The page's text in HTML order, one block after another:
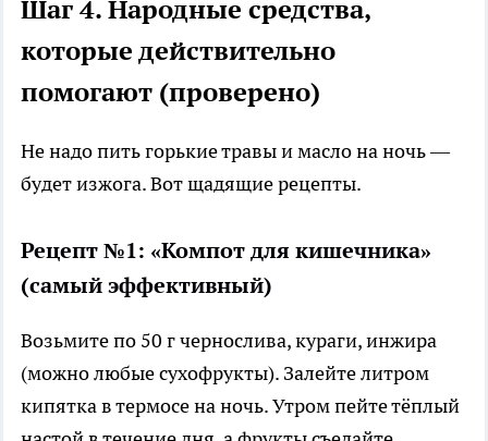
Шаг 4. Народные средства,
которые действительно
помогают (проверено)
Не надо пить горькие травы и масло на ночь —
будет изжога. Вот щадящие рецепты.
Рецепт №1: «Компот для кишечника»
(самый эффективный)
Возьмите по 50 г чернослива, кураги, инжира
(можно любые сухофрукты). Залейте литром
кипятка в термосе на ночь. Утром пейте тёплый